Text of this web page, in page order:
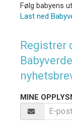
Følg babyens
Last ned
Registrer
MINE